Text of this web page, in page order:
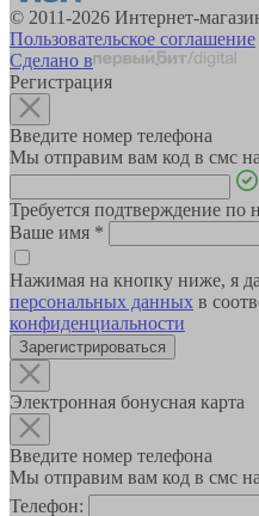
© 2011-2026 Интернет-
Пользовательское соглашение
Сделано в
Регистрация
Введите номер телефона
Мы отправим вам код в смс
Требуется подтверждение по
Ваше имя *
Нажимая на кнопку ниже, я
персональных данных в
конфиденциальности
Зарегистрироваться
Электронная бонусная карта
Введите номер телефона
Мы отправим вам код в смс
Телефон: